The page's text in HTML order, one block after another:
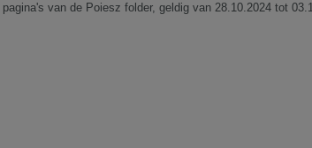
van de Poiesz folder, geldig van 28.10.2024 tot